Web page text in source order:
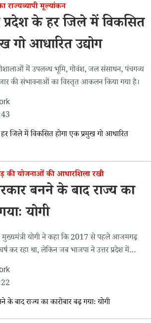
राज्यव्यापी मूल्यांकन
प्रदेश के हर जिले में विकसित
गो आधारित उद्योग
में उपलब्ध भूमि, गोवंश, जल संसाधन, पंचगव्य
की संभावनाओं का विस्तृत आकलन किया गया है।
योजनाओं की आधारशिला रखी
बनने के बाद राज्य का
योगी
योगी ने कहा कि 2017 से पहले आजमगढ़
कर रहा था, लेकिन जब भाजपा ने उत्तर प्रदेश में
कई गुना बढ़ गया।